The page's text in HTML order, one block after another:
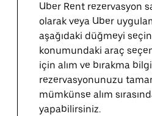
Uber Rent rezervasyon
olarak veya Uber
aşağıdaki düğmeyi
konumundaki araç
için alım ve bırakma
rezervasyonunuzu
mümkünse alım
yapabilirsiniz.